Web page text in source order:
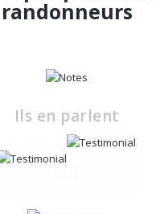
randonneurs
Ils en parlent